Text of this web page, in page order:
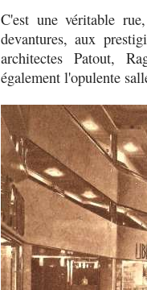
C'est une véritable
devantures, aux
architectes Patout,
également l'opulente